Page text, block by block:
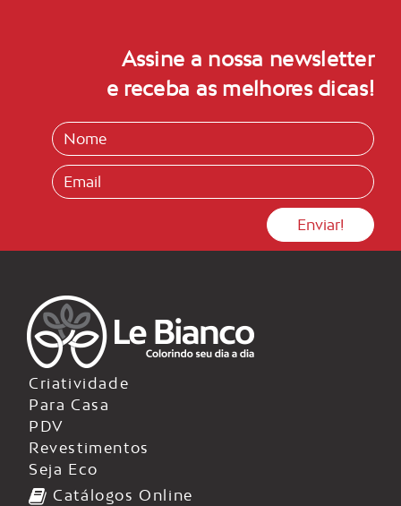
Assine a nossa newsletter
e receba as melhores dicas!
Criatividade
Para Casa
PDV
Revestimentos
Seja Eco
Catálogos Online